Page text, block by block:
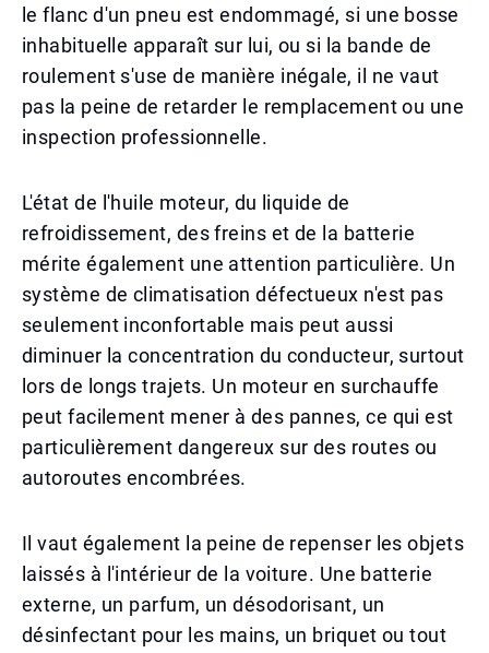
le flanc d'un pneu est endommagé, si une bosse
inhabituelle apparaît sur lui, ou si la bande de
roulement s'use de manière inégale, il ne vaut
pas la peine de retarder le remplacement ou une
inspection professionnelle.
L'état de l'huile moteur, du liquide de
refroidissement, des freins et de la batterie
mérite également une attention particulière. Un
système de climatisation défectueux n'est pas
seulement inconfortable mais peut aussi
diminuer la concentration du conducteur, surtout
lors de longs trajets. Un moteur en surchauffe
peut facilement mener à des pannes, ce qui est
particulièrement dangereux sur des routes ou
autoroutes encombrées.
Il vaut également la peine de repenser les objets
laissés à l'intérieur de la voiture. Une batterie
externe, un parfum, un désodorisant, un
désinfectant pour les mains, un briquet ou tout